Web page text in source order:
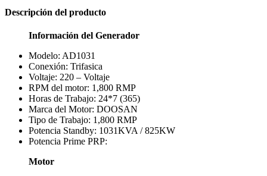
Descripción del producto
Información del Generador
Modelo: AD1031
Conexión: Trifasica
Voltaje: 220 – Voltaje
RPM del motor: 1,800 RMP
Horas de Trabajo: 24*7 (365)
Marca del Motor: DOOSAN
Tipo de Trabajo: 1,800 RMP
Potencia Standby: 1031KVA / 825KW
Potencia Prime PRP:
Motor